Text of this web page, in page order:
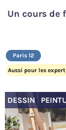
Un cours de
Paris 12
Aussi pour les
DESSIN